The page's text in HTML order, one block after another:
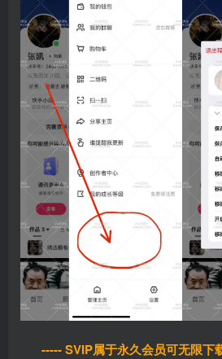
----- SVIP属于永久会员可无限下